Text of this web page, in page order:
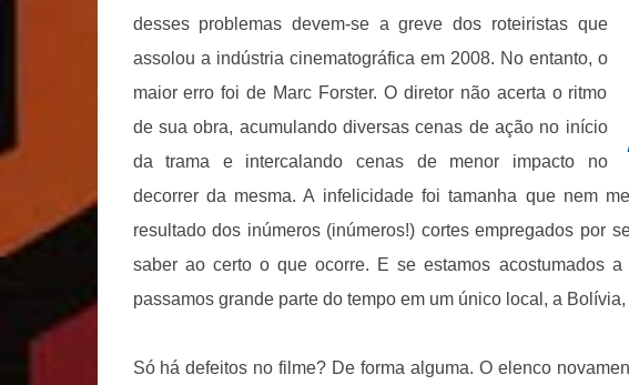
desses problemas devem-se a greve dos roteiristas que
assolou a indústria cinematográfica em 2008. No entanto, o
maior erro foi de Marc Forster. O diretor não acerta o ritmo
de sua obra, acumulando diversas cenas de ação no início
da trama e intercalando cenas de menor impacto no
decorrer da mesma. A infelicidade foi tamanha que nem
resultado dos inúmeros (inúmeros!) cortes empregados por
saber ao certo o que ocorre. E se estamos acostumados
passamos grande parte do tempo em um único local, a
Só há defeitos no filme? De forma alguma. O elenco